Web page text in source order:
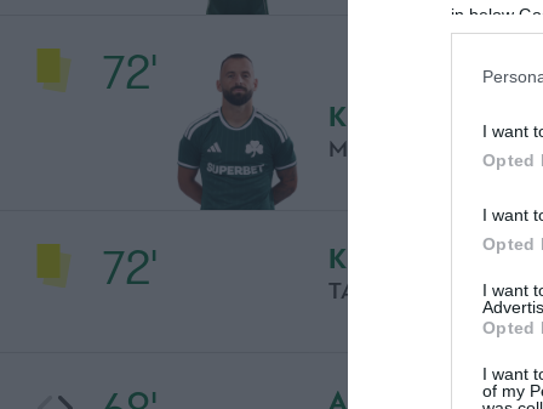
in below
I want
Opted
I want
Opted
I want
Opted
I want
of my
ΑΛΛΑΓΗ
72' ΚΙΤΡΙΝΗ ΚΑΡΤΑ
ΤΑΪΣΟΝ
72'
ΚΙΤΡΙΝΗ ΚΑΡΤΑ
ΜΑΝΩΛΗΣ ΣΙΩΠΗΣ